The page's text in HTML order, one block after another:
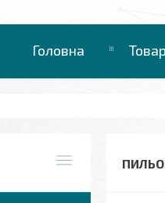
Головна